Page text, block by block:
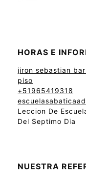
HORAS E
jiron sebastian
piso
+51965419318
Leccion De
Del Septimo Dia
NUESTRA